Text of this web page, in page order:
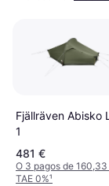
Fjällräven Abisko
1
481 €
O 3 pagos de 160,33
TAE 0%¹